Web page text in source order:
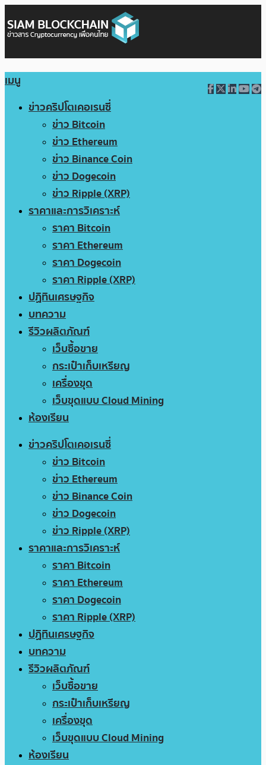
เมนู
ข่าวคริปโตเคอเรนซี่
ข่าว Bitcoin
ข่าว Ethereum
ข่าว Binance Coin
ข่าว Dogecoin
ข่าว Ripple (XRP)
ราคาและการวิเคราะห์
ราคา Bitcoin
ราคา Ethereum
ราคา Dogecoin
ราคา Ripple (XRP)
ปฏิทินเศรษฐกิจ
บทความ
รีวิวผลิตภัณฑ์
เว็บซื้อขาย
กระเป๋าเก็บเหรียญ
เครื่องขุด
เว็บขุดแบบ Cloud Mining
ห้องเรียน
ข่าวคริปโตเคอเรนซี่
ข่าว Bitcoin
ข่าว Ethereum
ข่าว Binance Coin
ข่าว Dogecoin
ข่าว Ripple (XRP)
ราคาและการวิเคราะห์
ราคา Bitcoin
ราคา Ethereum
ราคา Dogecoin
ราคา Ripple (XRP)
ปฏิทินเศรษฐกิจ
บทความ
รีวิวผลิตภัณฑ์
เว็บซื้อขาย
กระเป๋าเก็บเหรียญ
เครื่องขุด
เว็บขุดแบบ Cloud Mining
ห้องเรียน